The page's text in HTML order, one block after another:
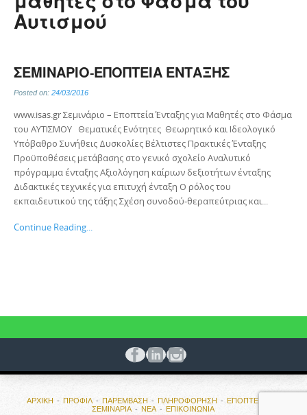
Αυτισμού
ΣΕΜΙΝΑΡΙΟ-ΕΠΟΠΤΕΙΑ ΕΝΤΑΞΗΣ
Posted on: 24/03/2016
www.isas.gr Σεμινάριο – Εποπτεία Ένταξης για Μαθητές στο Φάσμα
του ΑΥΤΙΣΜΟΥ Θεματικές Ενότητες Θεωρητικό και Ιδεολογικό
Υπόβαθρο Συνήθεις Δυσκολίες Βέλτιστες Πρακτικές Ένταξης
Προϋποθέσεις μετάβασης στο γενικό σχολείο Αναλυτικό
πρόγραμμα ένταξης Αξιολόγηση καίριων δεξιοτήτων ένταξης
Διδακτικές τεχνικές για επιτυχή ένταξη Ο ρόλος του
εκπαιδευτικού της τάξης Σχέση συνοδού-θεραπεύτριας και...
Continue Reading...
ΑΡΧΙΚΗ ΠΡΟΦΙΛ ΠΑΡΕΜΒΑΣΗ ΠΛΗΡΟΦΟΡΗΣΗ
ΕΠΟΠΤΕΙΕΣ ΚΑΙ
ΣΕΜΙΝΑΡΙΑ
ΝΕΑ ΕΠΙΚΟΙΝΩΝΙΑ